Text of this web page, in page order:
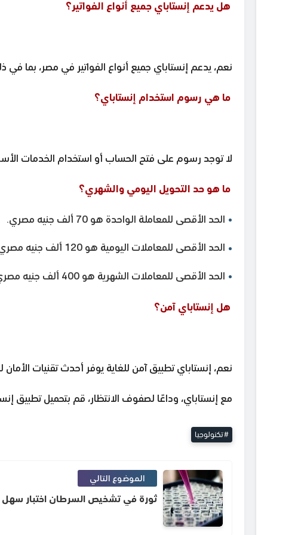
هل يدعم إنستاباي جميع أنواع الفواتير؟
نعم، يدعم إنستاباي جميع أنواع الفواتير في مصر، بما في
ما هي رسوم استخدام إنستاباي؟
لا توجد رسوم على فتح الحساب أو استخدام الخدمات
ما هو حد التحويل اليومي والشهري؟
الحد الأقصى للمعاملة الواحدة هو 70 ألف جنيه مصري.
الحد الأقصى للمعاملات اليومية هو 120 ألف جنيه مصري.
الحد الأقصى للمعاملات الشهرية هو 400 ألف جنيه مصري.
هل إنستاباي آمن؟
نعم، إنستاباي تطبيق آمن للغاية يوفر أحدث تقنيات الأمان
مع إنستاباي، وداعًا لصفوف الانتظار، قم بتحميل تطبيق
تكنولوجيا
الموضوع التالي
ثورة في تشخيص السرطان اختبار